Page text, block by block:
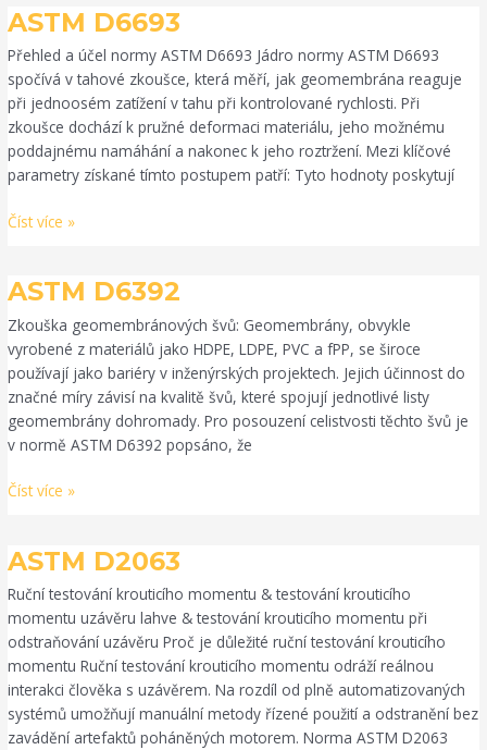
ASTM D6693
Přehled a účel normy ASTM D6693 Jádro normy ASTM D6693
spočívá v tahové zkoušce, která měří, jak geomembrána reaguje
při jednoosém zatížení v tahu při kontrolované rychlosti. Při
zkoušce dochází k pružné deformaci materiálu, jeho možnému
poddajnému namáhání a nakonec k jeho roztržení. Mezi klíčové
parametry získané tímto postupem patří: Tyto hodnoty poskytují
ASTM
Číst více »
ASTM D6392
Zkouška geomembránových švů: Geomembrány, obvykle
vyrobené z materiálů jako HDPE, LDPE, PVC a fPP, se široce
používají jako bariéry v inženýrských projektech. Jejich účinnost do
značné míry závisí na kvalitě švů, které spojují jednotlivé listy
geomembrány dohromady. Pro posouzení celistvosti těchto švů je
v normě ASTM D6392 popsáno, že
ASTM
Číst více »
ASTM D2063
Ruční testování krouticího momentu & testování krouticího
momentu uzávěru lahve & testování krouticího momentu při
odstraňování uzávěru Proč je důležité ruční testování krouticího
momentu Ruční testování krouticího momentu odráží reálnou
interakci člověka s uzávěrem. Na rozdíl od plně automatizovaných
systémů umožňují manuální metody řízené použití a odstranění bez
zavádění artefaktů poháněných motorem. Norma ASTM D2063
ASTM